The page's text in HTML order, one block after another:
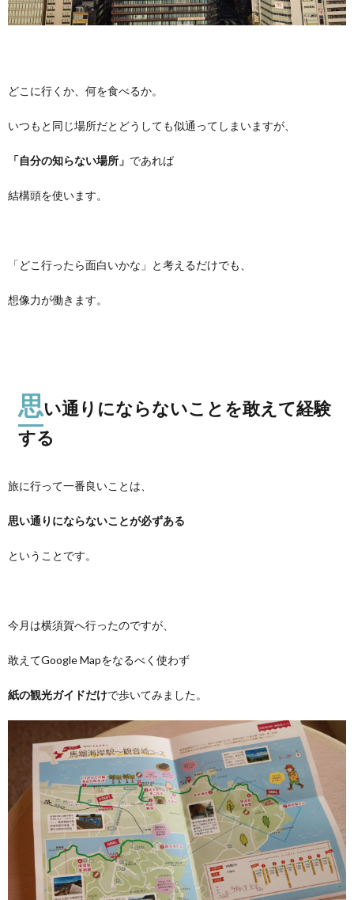
どこに行くか、何を食べるか。
いつもと同じ場所だとどうしても似通ってしまいますが、
「自分の知らない場所」 であれば
結構頭を使います。
「どこ行ったら面白いかな」と考えるだけでも、
想像力が働きます。
思い通りにならないことを敢えて経験
する
旅に行って一番良いことは、
思い通りにならないことが必ずある
ということです。
今月は横須賀へ行ったのですが、
敢えてGoogle Mapをなるべく使わず
紙の観光ガイドだけで歩いてみました。